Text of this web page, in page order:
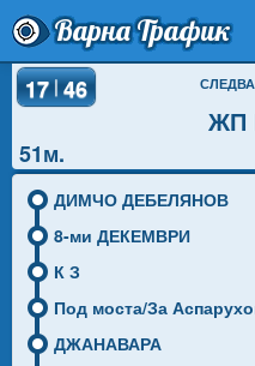
Варна Трафик
Спирка
Разписание
Как Да Стигна?
Инфо
17|46
ЖП
51м.
ДИМЧО ДЕБЕЛЯНОВ
8-ми ДЕКЕМВРИ
К З
Под моста/За
ДЖАНАВАРА